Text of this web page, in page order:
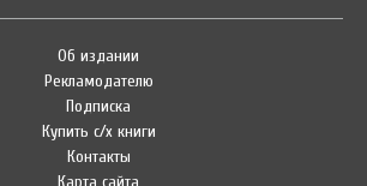
Об издании
Рекламодателю
Подписка
Купить с/х книги
Контакты
Карта сайта